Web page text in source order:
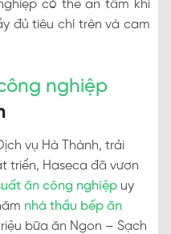
có thể an tâm khi
đủ tiêu chí trên và cam
nghiệp
vụ Hà Thành, trải
triển, Haseca đã vươn
ăn công nghiệp uy
nhà thầu bếp ăn
bữa ăn Ngon – Sạch